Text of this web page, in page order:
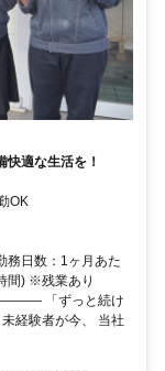
快適な生活を！
OK
務日数：1ヶ月あた
間) ※残業あり
「ずっと続け
経験者が今、 当社